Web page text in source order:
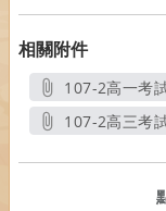
相關附件
107-2高一考
另
107-2高三考